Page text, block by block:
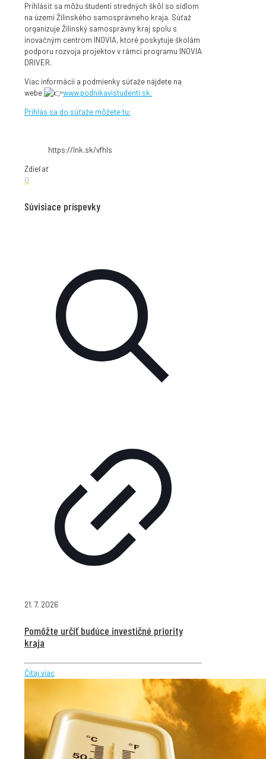
Prihlásiť sa môžu študenti stredných škôl so sídlom
na území Žilinského samosprávneho kraja. Súťaž
organizuje Žilinský samosprávny kraj spolu s
inovačným centrom INOVIA, ktoré poskytuje školám
podporu rozvoja projektov v rámci programu INOVIA
DRIVER.
Viac informácií a podmienky súťaže nájdete na
webe
www.podnikavistudenti.sk.
Prihlás sa do súťaže môžete tu:
https://lnk.sk/vfhls
Zdieľať
0
Súvisiace príspevky
21. 7. 2026
Pomôžte určiť budúce investičné priority
kraja
Čítaj viac